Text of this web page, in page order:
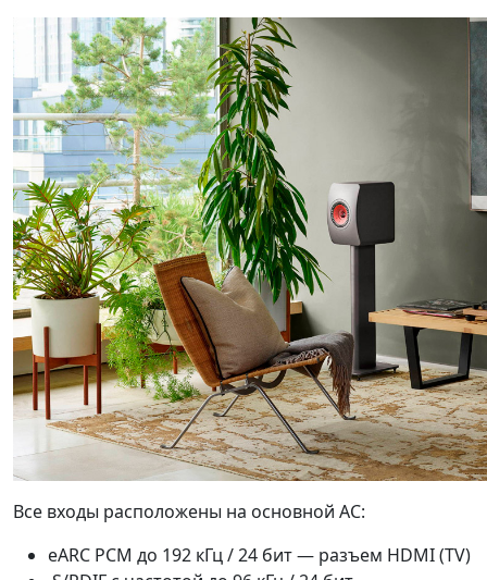
Все входы расположены на основной АС:
eARC PCM до 192 кГц / 24 бит — разъем HDMI (TV)